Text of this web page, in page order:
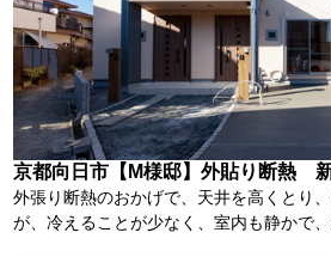
京都向日市【M様邸】外貼り断熱
外張り断熱のおかげで、天井を高くとり
が、冷えることが少なく、室内も静かで